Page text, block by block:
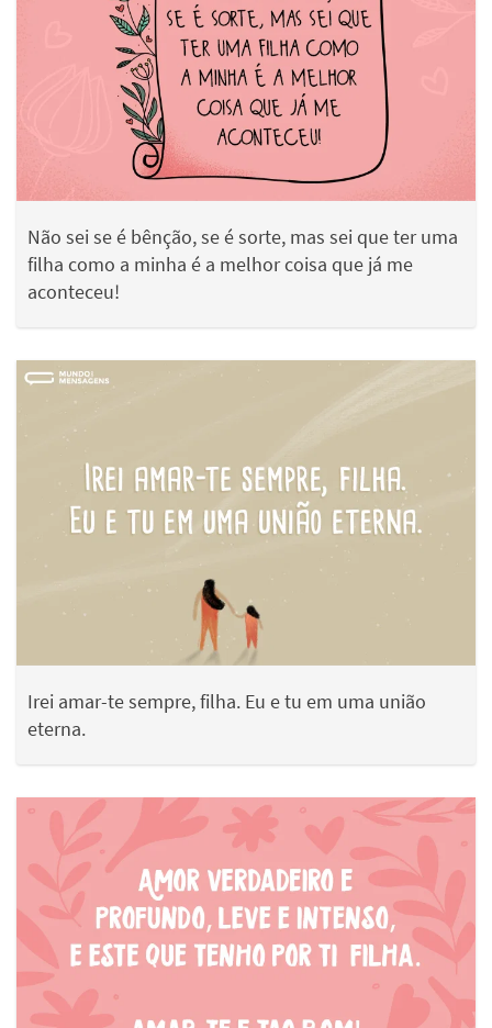
Não sei se é bênção, se é sorte, mas sei que ter uma
filha como a minha é a melhor coisa que já me
aconteceu!
Irei amar-te sempre, filha. Eu e tu em uma união
eterna.